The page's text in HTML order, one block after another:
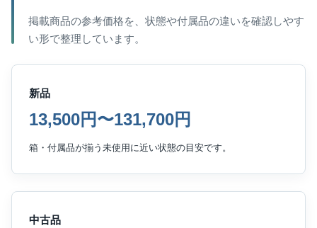
掲載商品の参考価格を、状態や付属品の違いを確認しやす
い形で整理しています。
新品
13,500円〜131,700円
箱・付属品が揃う未使用に近い状態の目安です。
中古品